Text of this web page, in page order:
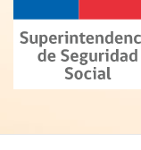
contenido
principal
Superintendencia
de
Seguridad
(SUSESO)